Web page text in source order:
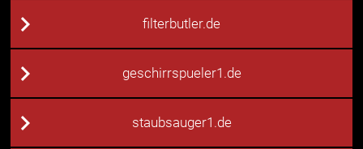
filterbutler.de
geschirrspueler1.de
staubsauger1.de